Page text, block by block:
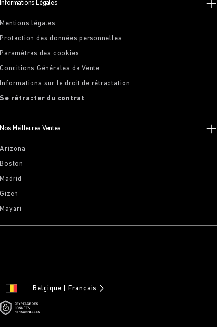
Informations Légales
Mentions légales
Protection des données personnelles
Paramètres des cookies
Conditions Générales de Vente
Informations sur le droit de rétractation
Se rétracter du contrat
Nos Meilleures Ventes
Arizona
Boston
Madrid
Gizeh
Mayari
Belgique Français